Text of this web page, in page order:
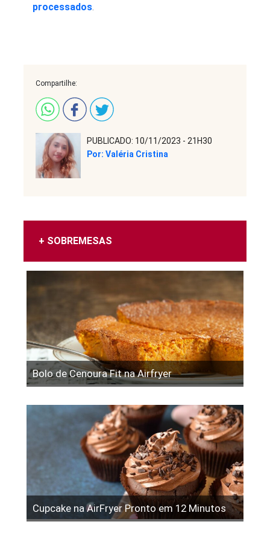
processados
Compartilhe:
PUBLICADO: 10/11/2023 - 21H30
Por: Valéria Cristina
+ SOBREMESAS
Bolo de Cenoura Fit na Airfryer
Cupcake na AirFryer Pronto em 12 Minutos